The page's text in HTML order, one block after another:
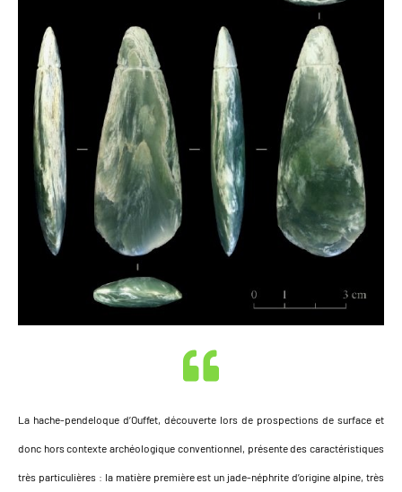
La hache-pendeloque d’Ouffet, découverte lors de prospections de surface et
donc hors contexte archéologique conventionnel, présente des caractéristiques
très particulières : la matière première est un jade-néphrite d’origine alpine, très